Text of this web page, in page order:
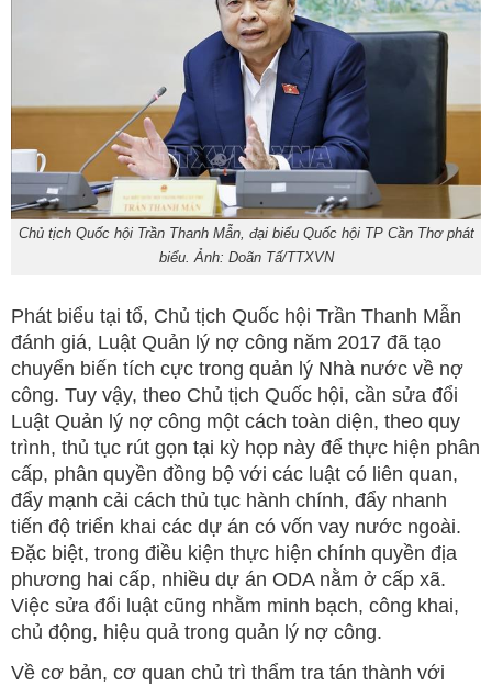
Chủ tịch Quốc hội Trần Thanh Mẫn, đại biểu Quốc hội TP Cần Thơ phát
biểu. Ảnh: Doãn Tấ/TTXVN
Phát biểu tại tổ, Chủ tịch Quốc hội Trần Thanh Mẫn
đánh giá, Luật Quản lý nợ công năm 2017 đã tạo
chuyển biến tích cực trong quản lý Nhà nước về nợ
công. Tuy vậy, theo Chủ tịch Quốc hội, cần sửa đổi
Luật Quản lý nợ công một cách toàn diện, theo quy
trình, thủ tục rút gọn tại kỳ họp này để thực hiện phân
cấp, phân quyền đồng bộ với các luật có liên quan,
đẩy mạnh cải cách thủ tục hành chính, đẩy nhanh
tiến độ triển khai các dự án có vốn vay nước ngoài.
Đặc biệt, trong điều kiện thực hiện chính quyền địa
phương hai cấp, nhiều dự án ODA nằm ở cấp xã.
Việc sửa đổi luật cũng nhằm minh bạch, công khai,
chủ động, hiệu quả trong quản lý nợ công.
Về cơ bản, cơ quan chủ trì thẩm tra tán thành với